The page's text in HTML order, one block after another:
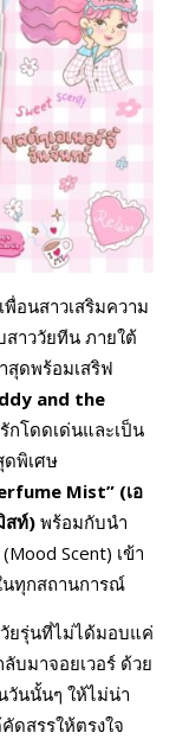
อนสาวเสริมความ
สาววัยทีน ภายใต้
สุดพร้อมเสริฟ
and the
โดดเด่นและเป็น
ดพิเศษ
Mist” (เอ
สท์) พร้อมกับนำ
Scent) เข้า
นทุกสถานการณ์
ยรุ่นที่ไม่ได้มอบแค่
บมาจอยเวอร์ ด้วย
วันนั้นๆ ให้ไม่น่า
ดสรรให้ตรงใจ